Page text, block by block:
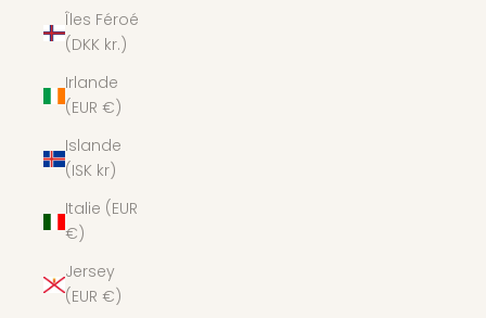
Îles Féroé
(DKK kr.)
Irlande
(EUR €)
Islande
(ISK kr)
Italie (EUR
€)
Jersey
(EUR €)